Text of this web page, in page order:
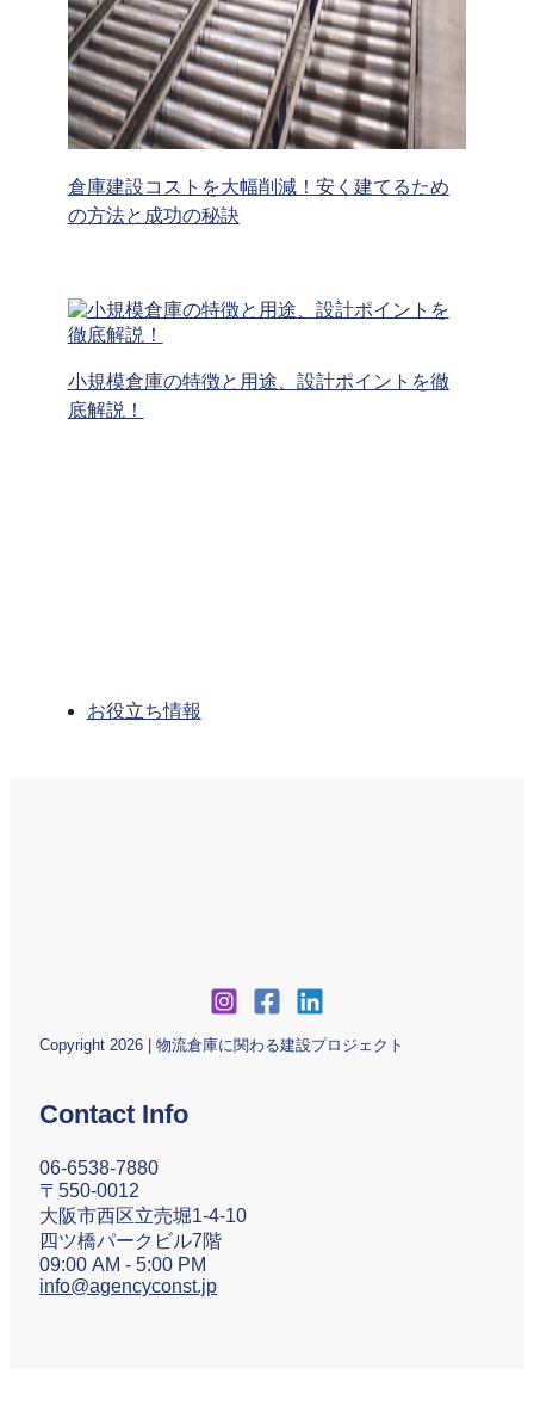
倉庫建設コストを大幅削減！安く建てるため
の方法と成功の秘訣
小規模倉庫の特徴と用途、設計ポイントを徹
底解説！
お役立ち情報
Copyright 2026 | 物流倉庫に関わる建設プロジェクト
Contact Info
06-6538-7880
〒550-0012
大阪市西区立売堀1-4-10
四ツ橋パークビル7階
09:00 AM - 5:00 PM
info@agencyconst.jp